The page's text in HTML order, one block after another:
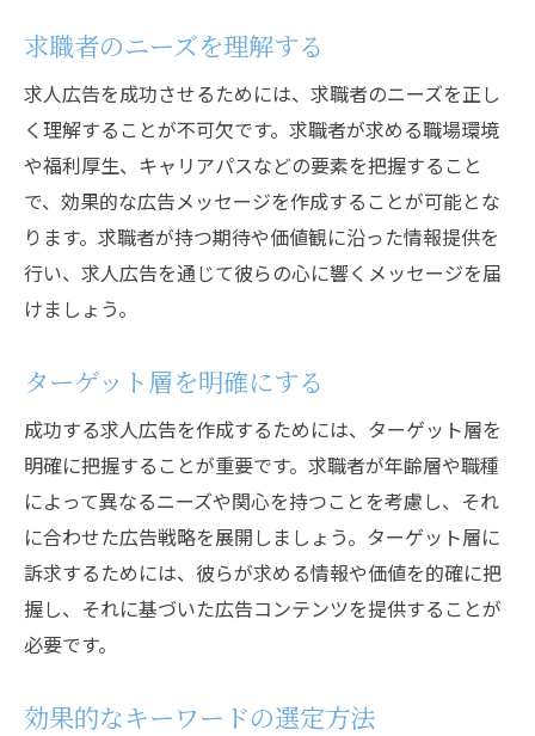
具体的な仕事内容の明示
魅力的な企業文化の紹介
給与や福利厚生の詳細
求職者のメリットを強調する方法
応募方法の簡潔化
広告のタイミングと掲載場所の選び方
求人広告を効果的にするための具体的な方法と
秘訣
ソーシャルメディアの活用
動画コンテンツの導入
広告のA/Bテストの実施
フィードバックの収集と改善
データ解析による効果測定
求職者に対する魅力的な求人広告を作成するた
めの戦略
インフルエンサーとの連携
求職者のニーズを理解する
求人広告を成功させるためには、求職者のニーズを正し
く理解することが不可欠です。求職者が求める職場環境
や福利厚生、キャリアパスなどの要素を把握すること
で、効果的な広告メッセージを作成することが可能とな
ります。求職者が持つ期待や価値観に沿った情報提供を
行い、求人広告を通じて彼らの心に響くメッセージを届
けましょう。
ターゲット層を明確にする
成功する求人広告を作成するためには、ターゲット層を
明確に把握することが重要です。求職者が年齢層や職種
によって異なるニーズや関心を持つことを考慮し、それ
に合わせた広告戦略を展開しましょう。ターゲット層に
訴求するためには、彼らが求める情報や価値を的確に把
握し、それに基づいた広告コンテンツを提供することが
必要です。
効果的なキーワードの選定方法